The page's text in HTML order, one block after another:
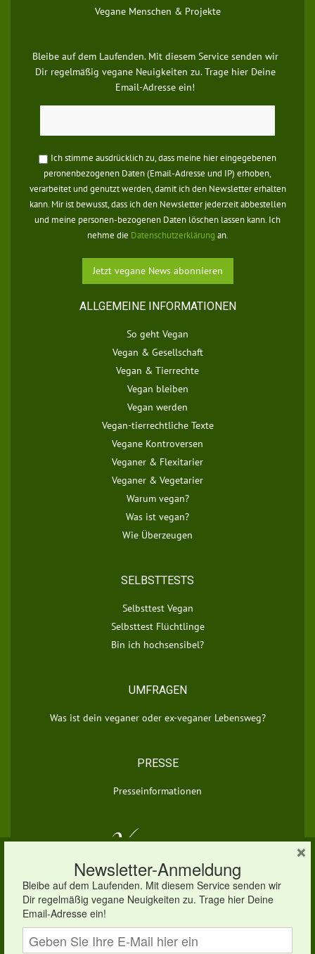
Vegane Menschen & Projekte
Bleibe auf dem Laufenden. Mit diesem Service senden wir
Dir regelmäßig vegane Neuigkeiten zu. Trage hier Deine
Email-Adresse ein!
Ich stimme ausdrücklich zu, dass meine hier eingegebenen
peronenbezogenen Daten (Email-Adresse und IP) erhoben,
verarbeitet und genutzt werden, damit ich den Newsletter erhalten
kann. Mir ist bewusst, dass ich den Newsletter jederzeit abbestellen
und meine personen-bezogenen Daten löschen lassen kann. Ich
nehme die Datenschutzerklärung an.
ALLGEMEINE INFORMATIONEN
So geht Vegan
Vegan & Gesellschaft
Vegan & Tierrechte
Vegan bleiben
Vegan werden
Vegan-tierrechtliche Texte
Vegane Kontroversen
Veganer & Flexitarier
Veganer & Vegetarier
Warum vegan?
Was ist vegan?
Wie Überzeugen
SELBSTTESTS
Selbsttest Vegan
Selbsttest Flüchtlinge
Bin ich hochsensibel?
UMFRAGEN
Was ist dein veganer oder ex-veganer Lebensweg?
PRESSE
Presseinformationen
© 2026 vegan.eu | Dein veganes Infoportal
×